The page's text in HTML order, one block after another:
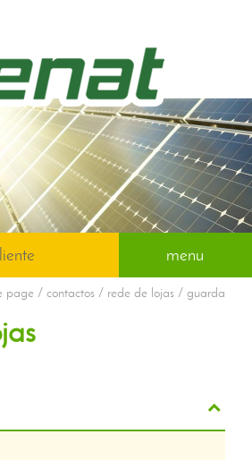
menu
page / contactos / rede de lojas / guarda